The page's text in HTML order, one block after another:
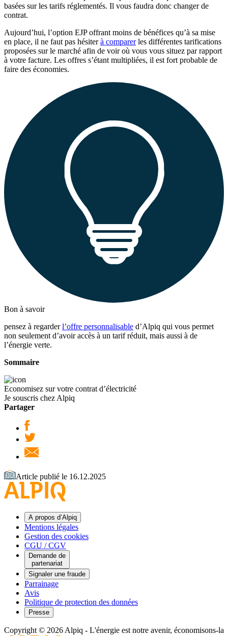
basées sur les tarifs réglementés. Il vous faudra donc changer de
contrat.
Aujourd’hui, l’option EJP offrant moins de bénéfices qu’à sa mise
en place, il ne faut pas hésiterà comparerles différentes tarifications
proposées sur le marché afin de voir où vous vous situez par rapport
à votre facture. Les offres s’étant multipliées, il est fort probable de
faire des économies.
Bon à savoir
pensez à regarderl’offre personnalisable d’Alpiq qui vous permet
non seulement d’avoir accès à un tarif réduit, mais aussi à de
l’énergie verte.
Sommaire
Economisez sur votre contrat d’électricité
Je souscris chez Alpiq
Partager
Article publié le 16.12.2025
A propos d’Alpiq
Mentions légales
Gestion des cookies
CGU / CGV
Demande de
partenariat
Signaler une fraude
Parrainage
Avis
Politique de protection des données
Presse
Copyright © 2026 Alpiq - L'énergie est notre avenir, économisons-la